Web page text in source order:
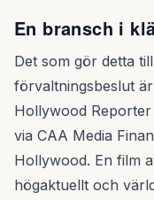
En bransch i
Det som gör detta
förvaltningsbeslut
Hollywood
via CAA Media
Hollywood. En film
högaktuellt och